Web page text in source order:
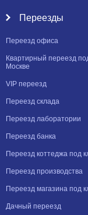
Переезды
Переезд офиса
Квартирный переезд
Москве
VIP переезд
Переезд склада
Переезд лаборатории
Переезд банка
Переезд коттеджа под
Переезд производства
Переезд магазина под
Дачный переезд